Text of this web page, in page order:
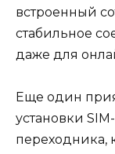
встроенный
стабильное
даже для
Еще один
установки
переходника,